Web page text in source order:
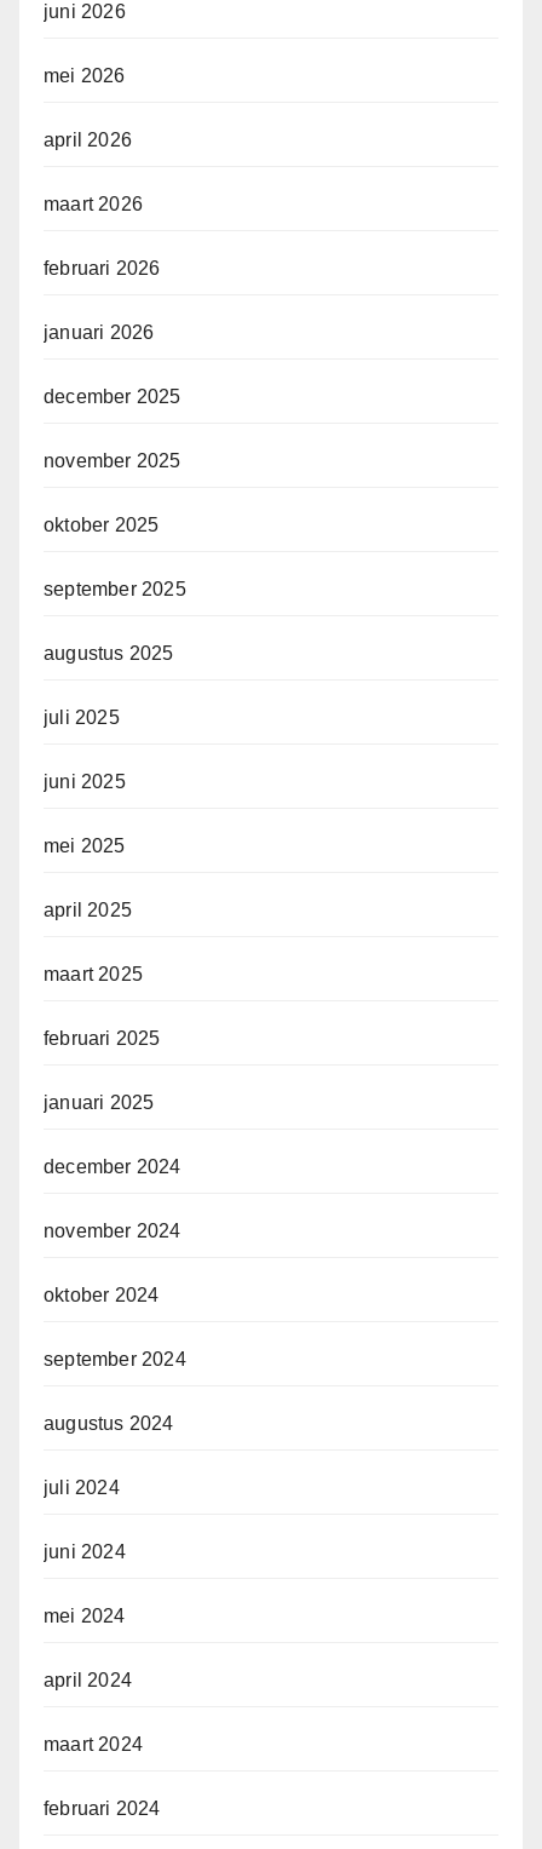
juni 2026
mei 2026
april 2026
maart 2026
februari 2026
januari 2026
december 2025
november 2025
oktober 2025
september 2025
augustus 2025
juli 2025
juni 2025
mei 2025
april 2025
maart 2025
februari 2025
januari 2025
december 2024
november 2024
oktober 2024
september 2024
augustus 2024
juli 2024
juni 2024
mei 2024
april 2024
maart 2024
februari 2024